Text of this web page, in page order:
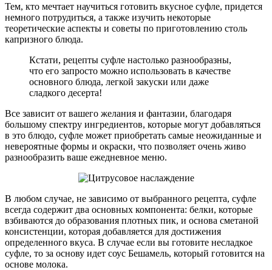
Тем, кто мечтает научиться готовить вкусное суфле, придется
немного потрудиться, а также изучить некоторые
теоретические аспекты и советы по приготовлению столь
капризного блюда.
Кстати, рецепты суфле настолько разнообразны,
что его запросто можно использовать в качестве
основного блюда, легкой закуски или даже
сладкого десерта!
Все зависит от вашего желания и фантазии, благодаря
большому спектру ингредиентов, которые могут добавляться
в это блюдо, суфле может приобретать самые неожиданные и
невероятные формы и окраски, что позволяет очень живо
разнообразить ваше ежедневное меню.
В любом случае, не зависимо от выбранного рецепта, суфле
всегда содержит два основных компонента: белки, которые
взбиваются до образования плотных пик, и основа сметаной
консистенции, которая добавляется для достижения
определенного вкуса. В случае если вы готовите несладкое
суфле, то за основу идет соус Бешамель, который готовится на
основе молока.